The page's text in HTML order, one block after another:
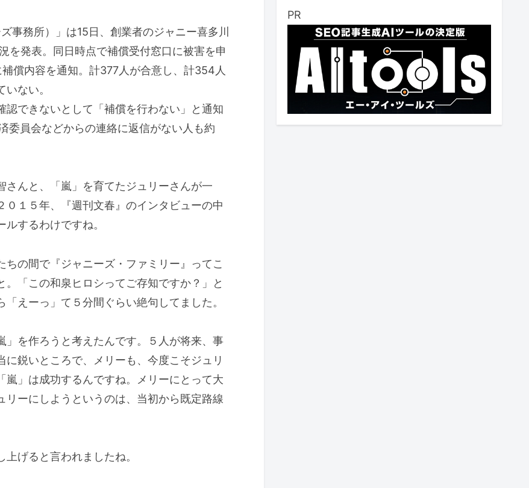
事務所）」は15日、創業者のジャニー喜多川
を発表。同日時点で補償受付窓口に被害を申
償内容を通知。計377人が合意し、計354人
ない。
できないとして「補償を行わない」と通知
委員会などからの連絡に返信がない人も約
んと、「嵐」を育てたジュリーさんが一
１５年、『週刊文春』のインタビューの中
するわけですね。
の間で『ジャニーズ・ファミリー』ってこ
「この和泉ヒロシってご存知ですか？」と
えーっ」て５分間ぐらい絶句してました。
を作ろうと考えたんです。５人が将来、事
鋭いところで、メリーも、今度こそジュリ
」は成功するんですね。メリーにとって大
ーにしようというのは、当初から既定路線
げると言われましたね。
PR